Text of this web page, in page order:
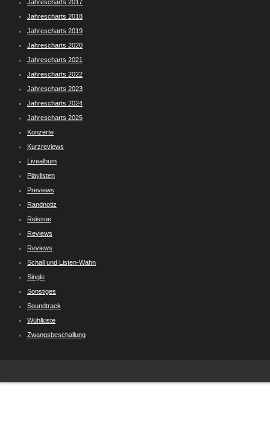
Jahrescharts 2017
Jahrescharts 2018
Jahrescharts 2019
Jahrescharts 2020
Jahrescharts 2021
Jahrescharts 2022
Jahrescharts 2023
Jahrescharts 2024
Jahrescharts 2025
Konzerte
Kurzreviews
Livealbum
Playlisten
Previews
Randnotiz
Reissue
Reviews
Reviews
Schall und Listen-Wahn
Single
Sonstiges
Soundtrack
Wühlkiste
Zwangsbeschallung